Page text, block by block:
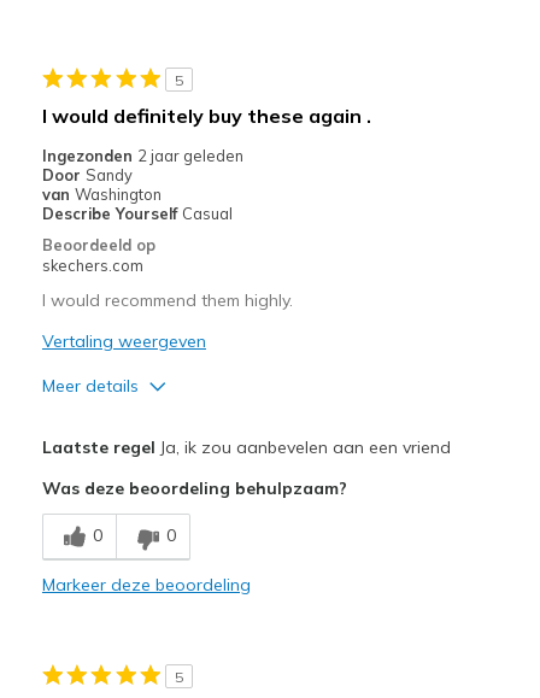
Beste toepassingen
Sizing
View On Shoes
I'm Really Into Shoes
5
I would definitely buy these again .
Ingezonden 2 jaar geleden
Door Sandy
van Washington
Describe Yourself Casual
Beoordeeld op
skechers.com
I would recommend them highly.
Vertaling weergeven
Meer details
Breathe Well
Comfortable
Laatste regel Ja, ik zou aanbevelen aan een vriend
Was deze beoordeling behulpzaam?
0 0
Markeer deze beoordeling
5